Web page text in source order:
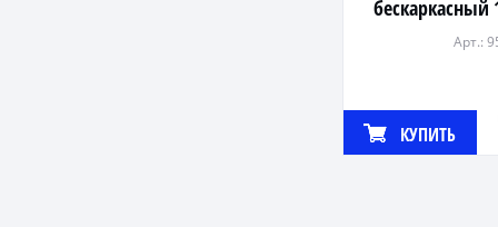
видов
Арт.:
КУПИТЬ